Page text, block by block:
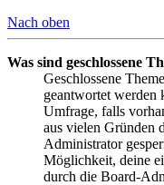
Nach oben
Was sind geschlossene
Geschlossene
geantwortet werden
Umfrage, falls
aus vielen Gründen
Administrator
Möglichkeit, deine
durch die Board-